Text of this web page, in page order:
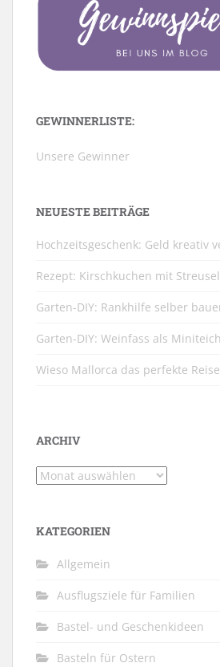
GEWINNERLISTE:
Unsere Gewinner
NEUESTE BEITRÄGE
Hochzeitsgeschenk: Geld kreativ
Rezept: Kirschkuchen mit
Garten-DIY: Rankhilfe selber
Garten-DIY: Weinfass als
Wieso Mallorca das perfekte
ARCHIV
Archiv
KATEGORIEN
Allgemein
Ausflugsziele für Familien
Bastel- und Geschenkideen
Basteln für Ostern